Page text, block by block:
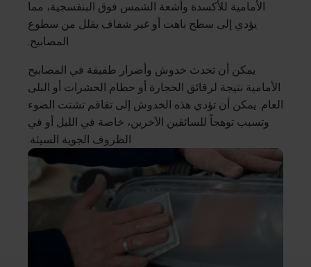
الأمامية للأكسدة وأشعة الشمس فوق البنفسجية، مما
يؤدي إلى سطح باهت أو غير شفاف يقلل من سطوع
المصابيح.
يمكن أن تحدث خدوش وأضرار طفيفة في المصابيح
الأمامية نتيجة لرقائق الحجارة أو حطام الحشرات أو البلى
العام. يمكن أن تؤدي هذه الخدوش إلى تفاقم تشتت الضوء
وتسبب توهجاً للسائقين الآخرين، خاصة في الليل أو في
الظروف الجوية السيئة.